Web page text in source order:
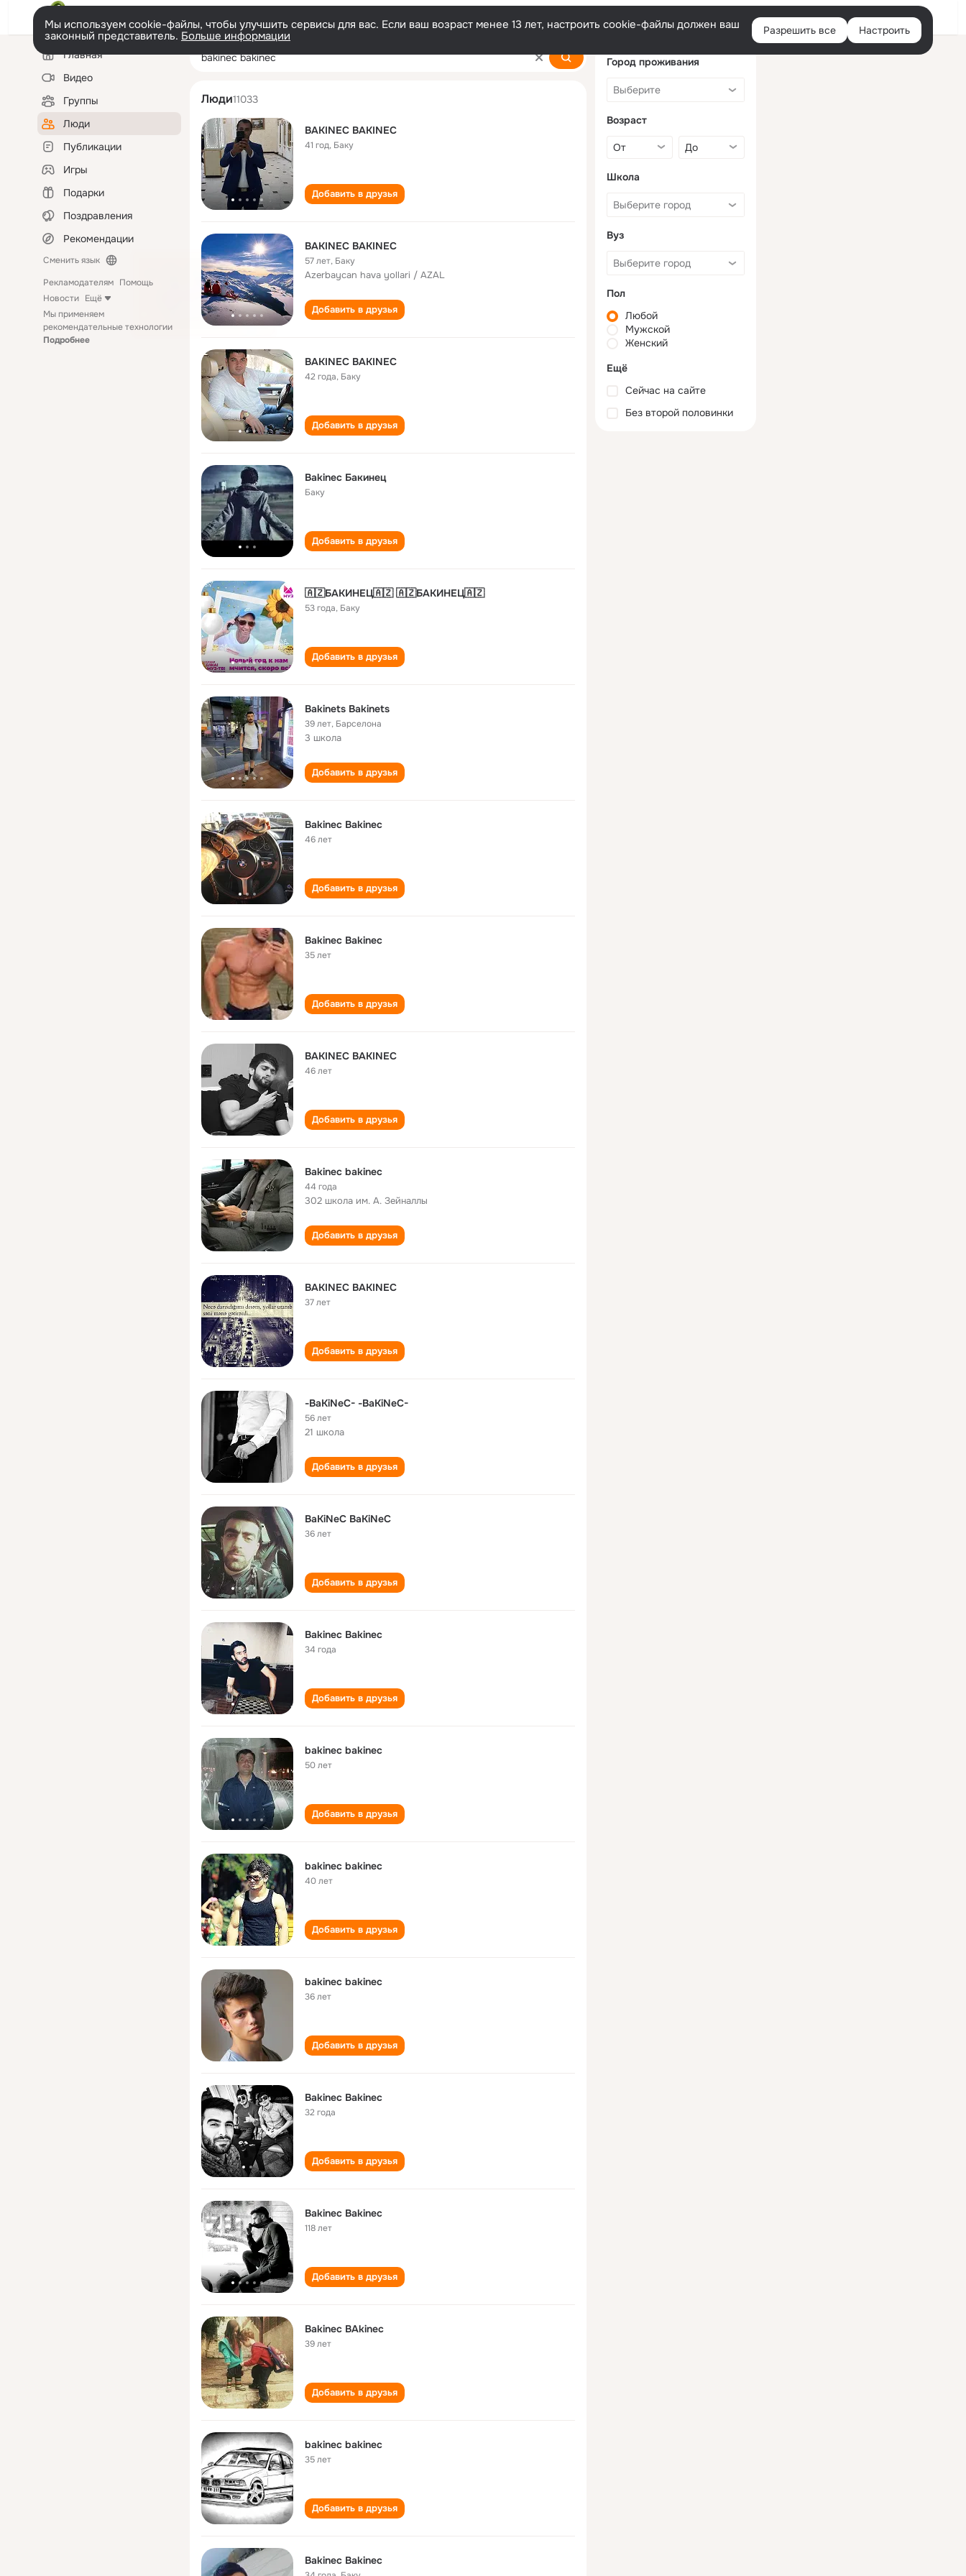
Войти
Мы используем cookie-файлы, чтобы улучшить сервисы для вас. Если ваш возраст менее 13 лет, настроить cookie-файлы должен ваш
законный представитель. Больше информации Разрешить все Настроить
Левая
колонкаГлавная
Видео
Группы
Люди
Публикации
Игры
Подарки
Поздравления
Рекомендации
Сменить язык
Рекламодателям Помощь
Новости Ещё
Мы применяем
рекомендательные технологии
Подробнее
bakinec bakinec
Люди11033
BAKINEC BAKINEC
41 год, Баку
Добавить в друзья
BAKINEC BAKINEC
57 лет, Баку
Azerbaycan hava yollari / AZAL
Добавить в друзья
BAKINEC BAKINEC
42 года, Баку
Добавить в друзья
Bakinec Бакинец
Баку
Добавить в друзья
🇦🇿БАКИНЕЦ🇦🇿 🇦🇿БАКИНЕЦ🇦🇿
53 года, Баку
Добавить в друзья
Bakinets Bakinets
39 лет, Барселона
3 школа
Добавить в друзья
Bakinec Bakinec
46 лет
Добавить в друзья
Bakinec Bakinec
35 лет
Добавить в друзья
BAKINEC BAKINEC
46 лет
Добавить в друзья
Bakinec bakinec
44 года
302 школа им. А. Зейналлы
Добавить в друзья
BAKINEC BAKINEC
37 лет
Добавить в друзья
-BaKiNeC- -BaKiNeC-
56 лет
21 школа
Добавить в друзья
BaKiNeC BaKiNeC
36 лет
Добавить в друзья
Bakinec Bakinec
34 года
Добавить в друзья
bakinec bakinec
50 лет
Добавить в друзья
bakinec bakinec
40 лет
Добавить в друзья
bakinec bakinec
36 лет
Добавить в друзья
Bakinec Bakinec
32 года
Добавить в друзья
Bakinec Bakinec
118 лет
Добавить в друзья
Bakinec BAkinec
39 лет
Добавить в друзья
bakinec bakinec
35 лет
Добавить в друзья
Bakinec Bakinec
Город проживания
Возраст
Школа
Вуз
Пол
Любой
Мужской
Женский
Ещё
Сейчас на сайте
Без второй половинки